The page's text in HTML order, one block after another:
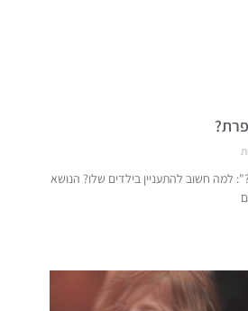
למה חשוב להתעניין בילדים שלו? הנושא